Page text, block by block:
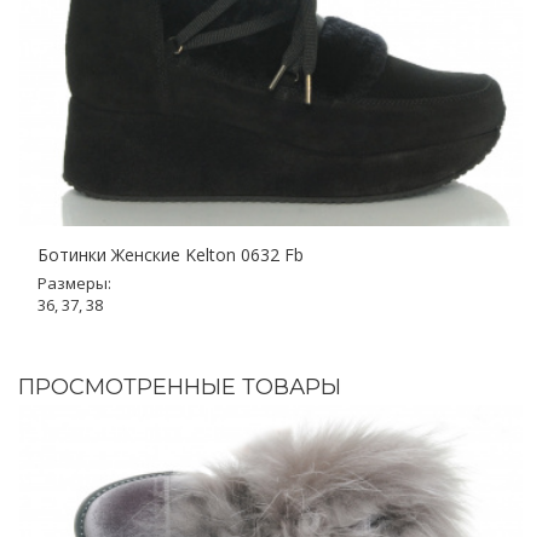
Ботинки Женские Kelton 0632 Fb
Размеры:
36, 37, 38
ПРОСМОТРЕННЫЕ ТОВАРЫ